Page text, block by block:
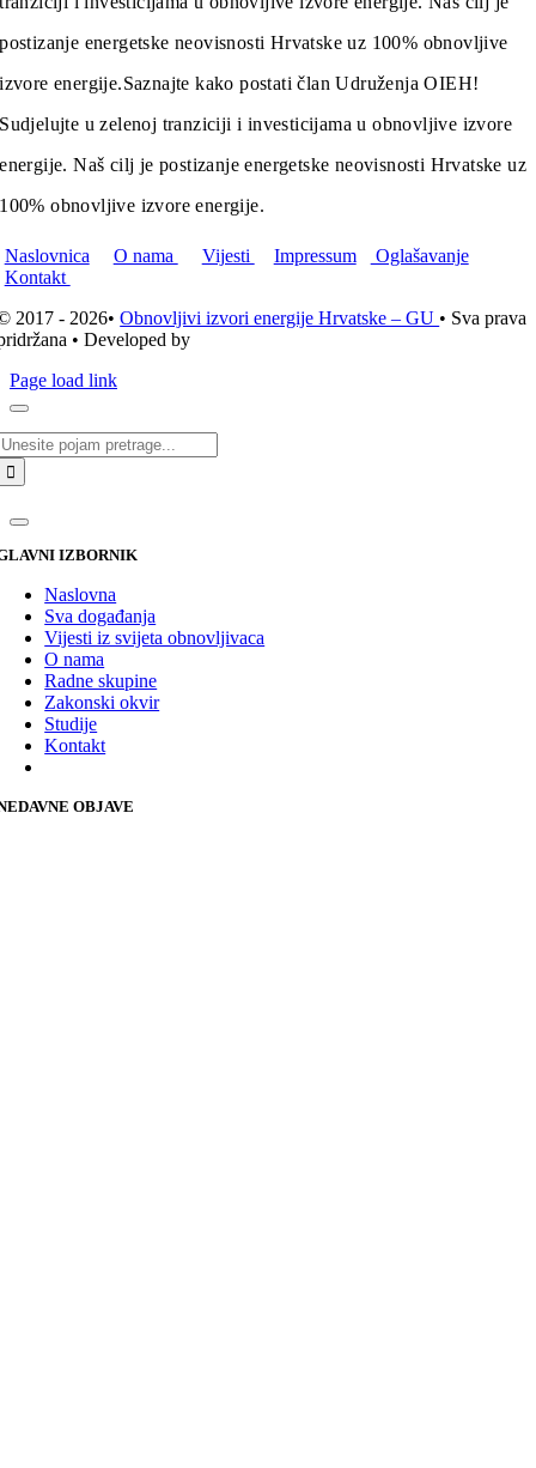
postizanje energetske neovisnosti Hrvatske uz 100% obnovljive
izvore energije.Saznajte kako postati član Udruženja OIEH!
Sudjelujte u zelenoj tranziciji i investicijama u obnovljive izvore
energije. Naš cilj je postizanje energetske neovisnosti Hrvatske uz
100% obnovljive izvore energije.
Naslovnica O nama Vijesti Impressum
Oglašavanje
Kontakt
2017 - 2026•Obnovljivi izvori energije Hrvatske – GU • Sva prava
• Developed by
Page load link
IZBORNIK
Naslovna
Sva događanja
Vijesti iz svijeta obnovljivaca
O nama
Radne skupine
Zakonski okvir
Studije
Kontakt
OBJAVE